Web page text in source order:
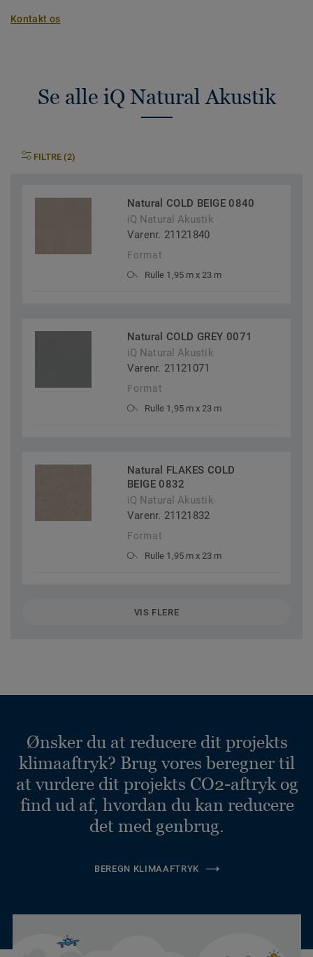
Kontakt os
Se alle iQ Natural Akustik
FILTRE (2)
Natural COLD BEIGE 0840
iQ Natural Akustik
Varenr. 21121840
Format
Rulle 1,95 m x 23 m
Natural COLD GREY 0071
iQ Natural Akustik
Varenr. 21121071
Format
Rulle 1,95 m x 23 m
Natural FLAKES COLD
BEIGE 0832
iQ Natural Akustik
Varenr. 21121832
Format
Rulle 1,95 m x 23 m
VIS FLERE
Ønsker du at reducere dit projekts
klimaaftryk? Brug vores beregner til
at vurdere dit projekts CO2-aftryk og
find ud af, hvordan du kan reducere
det med genbrug.
BEREGN KLIMAAFTRYK